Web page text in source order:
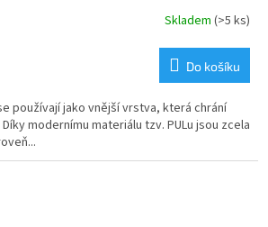
Skladem (>5 ks)
Do košíku
používají jako vnější vrstva, která chrání
modernímu materiálu tzv. PULu jsou zcela